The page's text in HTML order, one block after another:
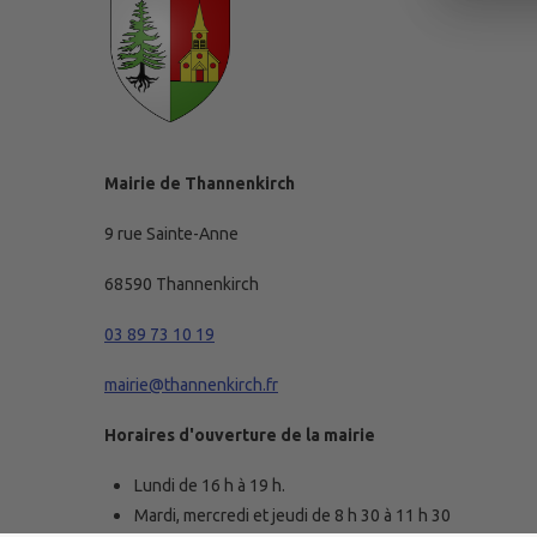
Mairie de Thannenkirch
9 rue Sainte-Anne
68590 Thannenkirch
03 89 73 10 19
mairie@thannenkirch.fr
Horaires d'ouverture de la mairie
Lundi de 16 h à 19 h.
Mardi, mercredi et jeudi de 8 h 30 à 11 h 30